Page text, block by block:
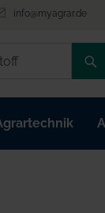
info@myagrar.de
/
/